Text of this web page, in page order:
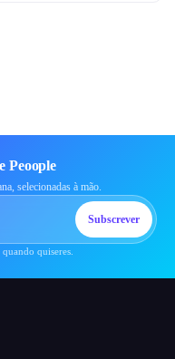
Peoople
selecionadas à mão.
Subscrever
quiseres.